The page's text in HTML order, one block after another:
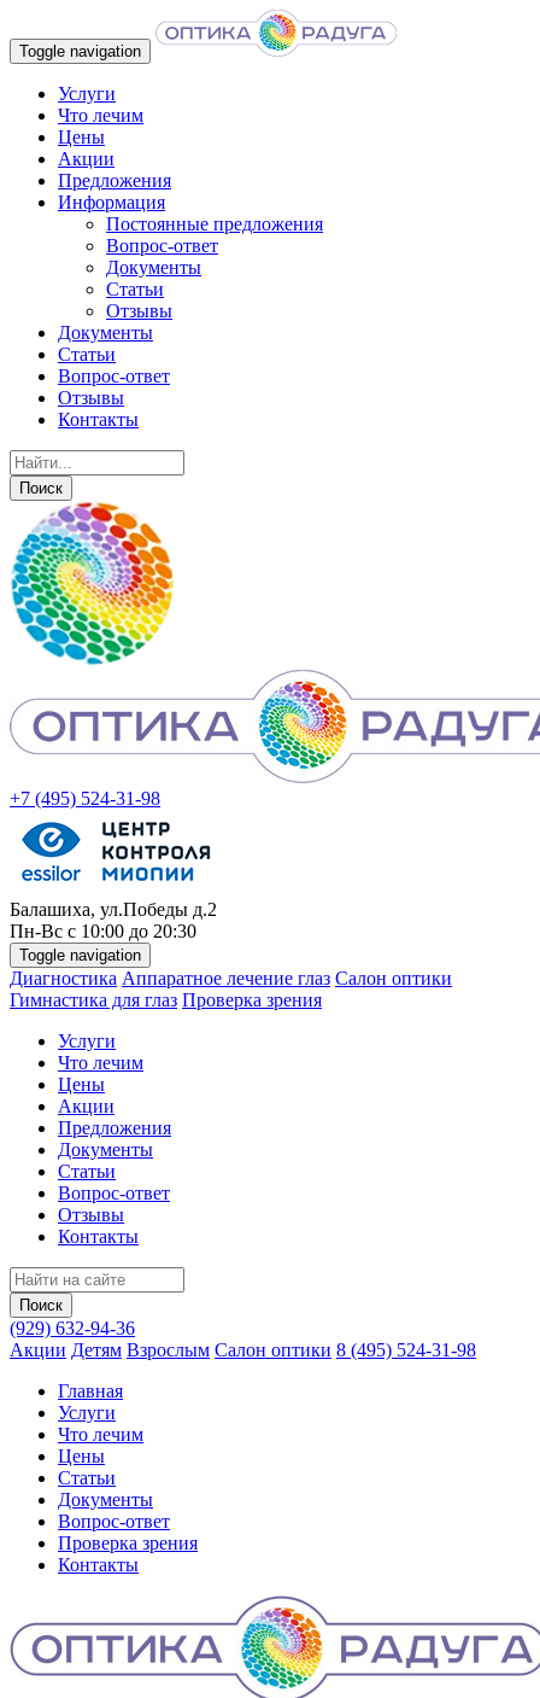
Toggle navigation
Услуги
Что лечим
Цены
Акции
Предложения
Информация
Постоянные предложения
Вопрос-ответ
Документы
Статьи
Отзывы
Документы
Статьи
Вопрос-ответ
Отзывы
Контакты
+7 (495) 524-31-98
Балашиха, ул.Победы д.2
Пн-Вс с 10:00 до 20:30
Toggle navigation
Диагностика Аппаратное лечение глаз Салон оптики
Гимнастика для глаз Проверка зрения
Услуги
Что лечим
Цены
Акции
Предложения
Документы
Статьи
Вопрос-ответ
Отзывы
Контакты
(929) 632-94-36
Акции Детям Взрослым Салон оптики 8 (495) 524-31-98
Главная
Услуги
Что лечим
Цены
Статьи
Документы
Вопрос‑ответ
Проверка зрения
Контакты